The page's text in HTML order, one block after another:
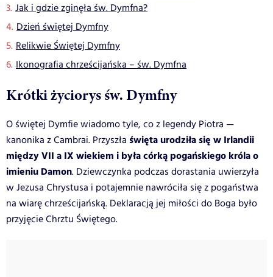
Jak i gdzie zginęła św. Dymfna?
Dzień świętej Dymfny
Relikwie Świętej Dymfny
Ikonografia chrześcijańska – św. Dymfna
Krótki życiorys św. Dymfny
O świętej Dymfie wiadomo tyle, co z legendy Piotra —
kanonika z Cambrai. Przyszła święta urodziła się w Irlandii
między VII a IX wiekiem i była córką pogańskiego króla o
imieniu Damon. Dziewczynka podczas dorastania uwierzyła
w Jezusa Chrystusa i potajemnie nawróciła się z pogaństwa
na wiarę chrześcijańską. Deklaracją jej miłości do Boga było
przyjęcie Chrztu Świętego.